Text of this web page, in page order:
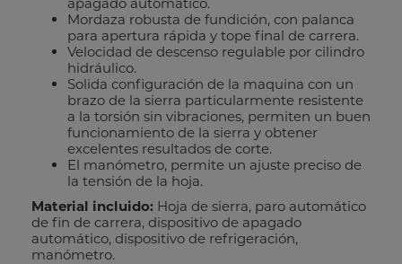
Mordaza robusta de fundición, con palanca
para apertura rápida y tope final de carrera.
Velocidad de descenso regulable por cilindro
hidráulico.
Solida configuración de la maquina con un
brazo de la sierra particularmente resistente
a la torsión sin vibraciones, permiten un buen
funcionamiento de la sierra y obtener
excelentes resultados de corte.
El manómetro, permite un ajuste preciso de
la tensión de la hoja.
Material incluido: Hoja de sierra, paro automático
de fin de carrera, dispositivo de apagado
automático, dispositivo de refrigeración,
manómetro.